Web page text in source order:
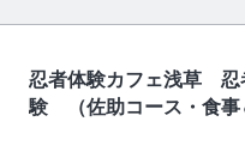
忍者体験カフェ浅草 忍
験 （佐助コース・食事